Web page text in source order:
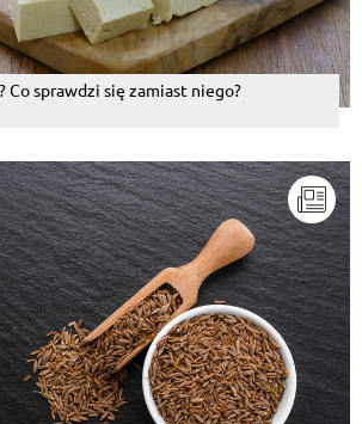
Co sprawdzi się zamiast niego?